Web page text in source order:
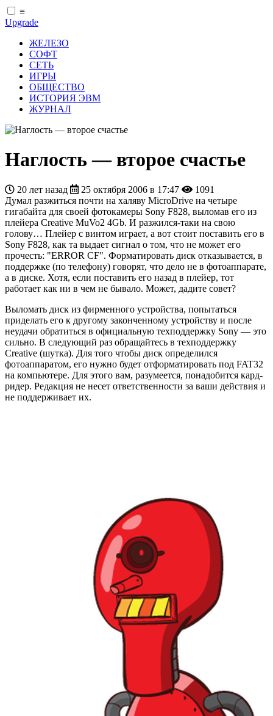
≡
Upgrade
ЖЕЛЕЗО
СОФТ
СЕТЬ
ИГРЫ
ОБЩЕСТВО
ИСТОРИЯ ЭВМ
ЖУРНАЛ
Наглость — второе счастье
20 лет назад 25 октября 2006 в 17:47
1091
Думал разжиться почти на халяву MicroDrive на четыре
гигабайта для своей фотокамеры Sony F828, выломав его из
плейера Creative MuVo2 4Gb. И разжился-таки на свою
голову… Плейер с винтом играет, а вот стоит поставить его в
Sony F828, как та выдает сигнал о том, что не может его
прочесть: "ERROR CF". Форматировать диск отказывается, в
поддержке (по телефону) говорят, что дело не в фотоаппарате,
а в диске. Хотя, если поставить его назад в плейер, тот
работает как ни в чем не бывало. Может, дадите совет?
Выломать диск из фирменного устройства, попытаться
приделать его к другому законченному устройству и после
неудачи обратиться в официальную техподдержку Sony — это
сильно. В следующий раз обращайтесь в техподдержку
Creative (шутка). Для того чтобы диск определился
фотоаппаратом, его нужно будет отформатировать под FAT32
на компьютере. Для этого вам, разумеется, понадобится кард-
ридер. Редакция не несет ответственности за ваши действия и
не поддерживает их.